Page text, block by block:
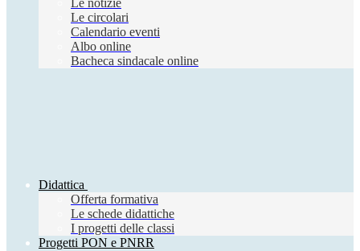
Le notizie
Le circolari
Calendario eventi
Albo online
Bacheca sindacale online
Didattica
Offerta formativa
Le schede didattiche
I progetti delle classi
Progetti PON e PNRR